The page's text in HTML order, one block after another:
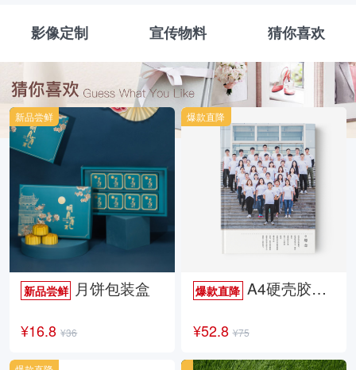
影像定制 宣传物料 猜你喜欢
新品尝鲜 月饼包装盒
¥16.8 ¥36
新品尝鲜
爆款直降A4硬壳胶装照片书34p哑膜
¥52.8 ¥75
爆款直降